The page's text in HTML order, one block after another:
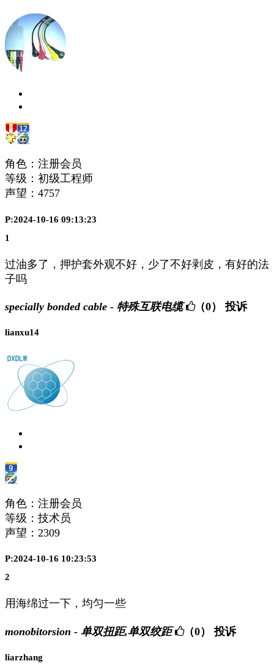
角色：注册会员
等级：初级工程师
声望： 4757
P:2024-10-16 09:13:23
1
过油多了，押护套外观不好，少了不好剥皮，有好的法
子吗
specially bonded cable - 特殊互联电缆 （0） 投诉
lianxu14
角色：注册会员
等级：技术员
声望： 2309
P:2024-10-16 10:23:53
2
用海绵过一下，均匀一些
monobitorsion - 单双扭距,单双绞距 （0） 投诉
liarzhang